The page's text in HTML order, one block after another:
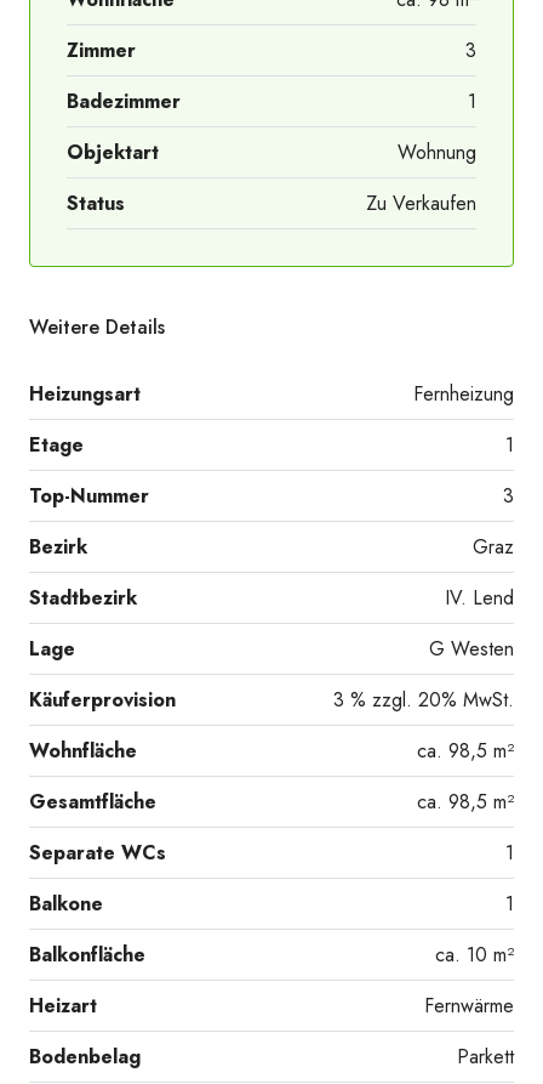
Zimmer
3
Badezimmer
1
Objektart
Wohnung
Status
Zu Verkaufen
Weitere Details
Heizungsart
Fernheizung
Etage
1
Top-Nummer
3
Bezirk
Graz
Stadtbezirk
IV. Lend
Lage
G Westen
Käuferprovision
3 % zzgl. 20% MwSt.
Wohnfläche
ca. 98,5 m²
Gesamtfläche
ca. 98,5 m²
Separate WCs
1
Balkone
1
Balkonfläche
ca. 10 m²
Heizart
Fernwärme
Bodenbelag
Parkett